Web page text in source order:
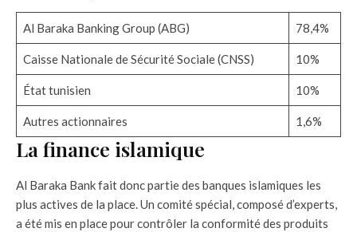
Al Baraka Banking Group (ABG) 78,4%
Caisse Nationale de Sécurité Sociale (CNSS) 10%
État tunisien 10%
Autres actionnaires 1,6%
La finance islamique
Al Baraka Bank fait donc partie des banques islamiques les
plus actives de la place. Un comité spécial, composé d’experts,
a été mis en place pour contrôler la conformité des produits